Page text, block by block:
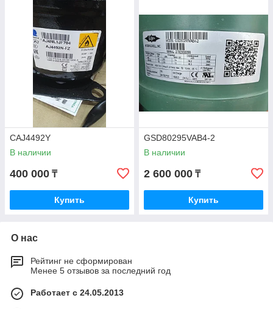
CAJ4492Y
В наличии
400 000 ₸
Купить
GSD80295VAB4-2
В наличии
2 600 000 ₸
Купить
О нас
Рейтинг не сформирован
Менее 5 отзывов за последний год
Работает с 24.05.2013